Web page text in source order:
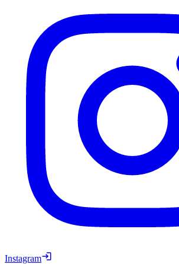
Instagram